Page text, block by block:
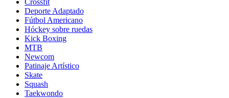
Crossfit
Deporte Adaptado
Fútbol Americano
Hóckey sobre ruedas
Kick Boxing
MTB
Newcom
Patinaje Artístico
Skate
Squash
Taekwondo